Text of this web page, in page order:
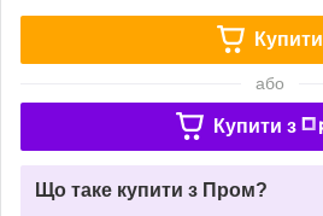
Купити
або
Купити з
Що таке купити з Пром?